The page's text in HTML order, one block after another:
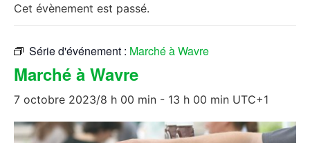
Cet évènement est passé.
Série d'événement : Marché à Wavre
Marché à Wavre
7 octobre 2023/8 h 00 min - 13 h 00 min UTC+1